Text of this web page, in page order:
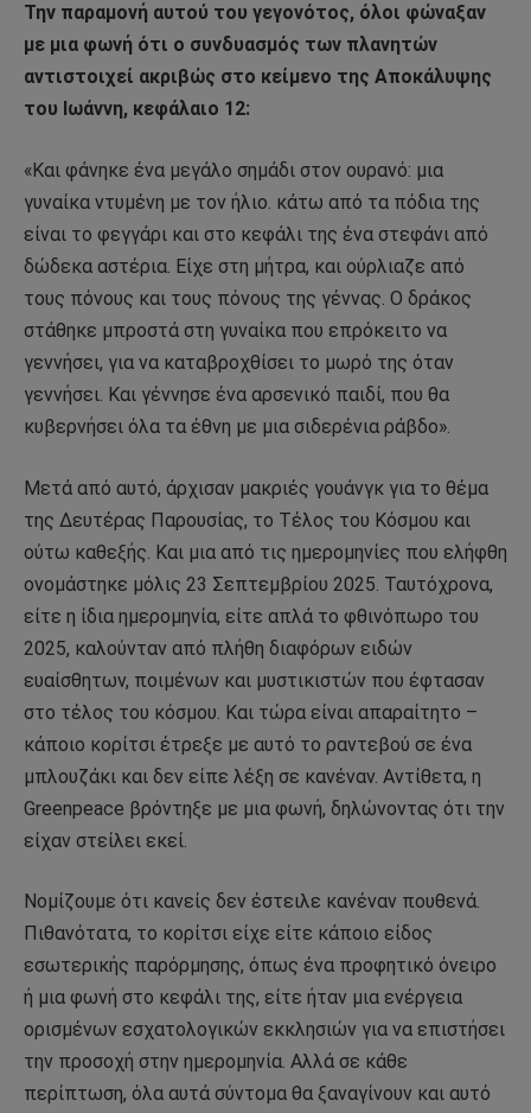
Την παραμονή αυτού του γεγονότος, όλοι φώναξαν
με μια φωνή ότι ο συνδυασμός των πλανητών
αντιστοιχεί ακριβώς στο κείμενο της Αποκάλυψης
του Ιωάννη, κεφάλαιο 12:
«Και φάνηκε ένα μεγάλο σημάδι στον ουρανό: μια
γυναίκα ντυμένη με τον ήλιο. κάτω από τα πόδια της
είναι το φεγγάρι και στο κεφάλι της ένα στεφάνι από
δώδεκα αστέρια. Είχε στη μήτρα, και ούρλιαζε από
τους πόνους και τους πόνους της γέννας. Ο δράκος
στάθηκε μπροστά στη γυναίκα που επρόκειτο να
γεννήσει, για να καταβροχθίσει το μωρό της όταν
γεννήσει. Και γέννησε ένα αρσενικό παιδί, που θα
κυβερνήσει όλα τα έθνη με μια σιδερένια ράβδο».
Μετά από αυτό, άρχισαν μακριές γουάνγκ για το θέμα
της Δευτέρας Παρουσίας, το Τέλος του Κόσμου και
ούτω καθεξής. Και μια από τις ημερομηνίες που ελήφθη
ονομάστηκε μόλις 23 Σεπτεμβρίου 2025. Ταυτόχρονα,
είτε η ίδια ημερομηνία, είτε απλά το φθινόπωρο του
2025, καλούνταν από πλήθη διαφόρων ειδών
ευαίσθητων, ποιμένων και μυστικιστών που έφτασαν
στο τέλος του κόσμου. Και τώρα είναι απαραίτητο –
κάποιο κορίτσι έτρεξε με αυτό το ραντεβού σε ένα
μπλουζάκι και δεν είπε λέξη σε κανέναν. Αντίθετα, η
Greenpeace βρόντηξε με μια φωνή, δηλώνοντας ότι την
είχαν στείλει εκεί.
Νομίζουμε ότι κανείς δεν έστειλε κανέναν πουθενά.
Πιθανότατα, το κορίτσι είχε είτε κάποιο είδος
εσωτερικής παρόρμησης, όπως ένα προφητικό όνειρο
ή μια φωνή στο κεφάλι της, είτε ήταν μια ενέργεια
ορισμένων εσχατολογικών εκκλησιών για να επιστήσει
την προσοχή στην ημερομηνία. Αλλά σε κάθε
περίπτωση, όλα αυτά σύντομα θα ξαναγίνουν και αυτό